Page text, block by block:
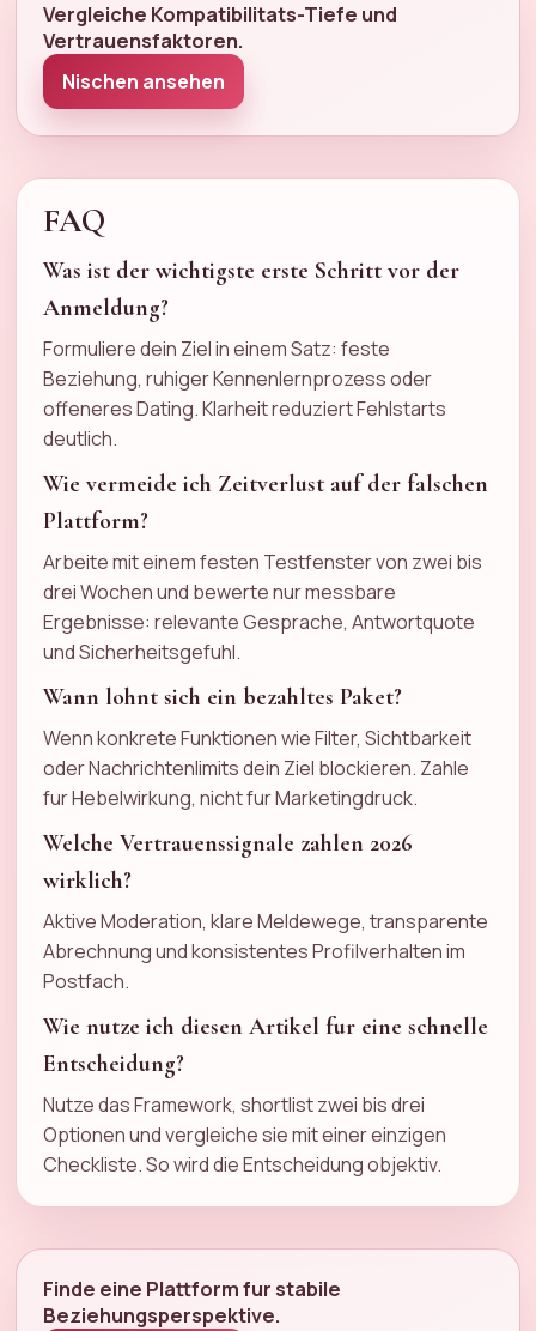
Vergleiche Kompatibilitats-Tiefe und
Vertrauensfaktoren.
Nischen ansehen
FAQ
Was ist der wichtigste erste Schritt vor der
Anmeldung?
Formuliere dein Ziel in einem Satz: feste
Beziehung, ruhiger Kennenlernprozess oder
offeneres Dating. Klarheit reduziert Fehlstarts
deutlich.
Wie vermeide ich Zeitverlust auf der falschen
Plattform?
Arbeite mit einem festen Testfenster von zwei bis
drei Wochen und bewerte nur messbare
Ergebnisse: relevante Gesprache, Antwortquote
und Sicherheitsgefuhl.
Wann lohnt sich ein bezahltes Paket?
Wenn konkrete Funktionen wie Filter, Sichtbarkeit
oder Nachrichtenlimits dein Ziel blockieren. Zahle
fur Hebelwirkung, nicht fur Marketingdruck.
Welche Vertrauenssignale zahlen 2026
wirklich?
Aktive Moderation, klare Meldewege, transparente
Abrechnung und konsistentes Profilverhalten im
Postfach.
Wie nutze ich diesen Artikel fur eine schnelle
Entscheidung?
Nutze das Framework, shortlist zwei bis drei
Optionen und vergleiche sie mit einer einzigen
Checkliste. So wird die Entscheidung objektiv.
Finde eine Plattform fur stabile
Beziehungsperspektive.